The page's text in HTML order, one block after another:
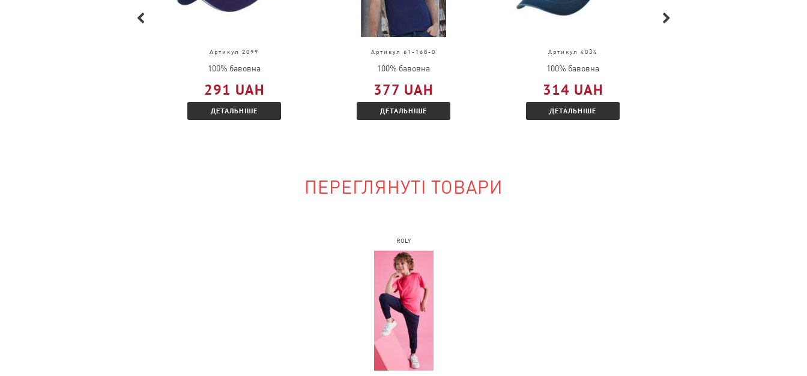
Необхідно мати відповідний КЗЕД, вислати документи із
запитом на Співробітництво.
Вказати передбачуваний оборот в місяць і Вам буде
запропонований додатковий відсоток зі знижкою.
Артикул 2099
100% бавовна
291 UAH
ДЕТАЛЬНІШЕ
Артикул 61-168-0
100% бавовна
377 UAH
ДЕТАЛЬНІШЕ
Артикул 4034
100% бавовна
314 UAH
ДЕТАЛЬНІШЕ
ПЕРЕГЛЯНУТІ ТОВАРИ
ROLY